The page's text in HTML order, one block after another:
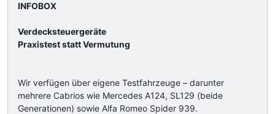
INFOBOX
Verdecksteuergeräte
Praxistest statt Vermutung
Wir verfügen über eigene Testfahrzeuge – darunter
mehrere Cabrios wie Mercedes A124, SL129 (beide
Generationen) sowie Alfa Romeo Spider 939.